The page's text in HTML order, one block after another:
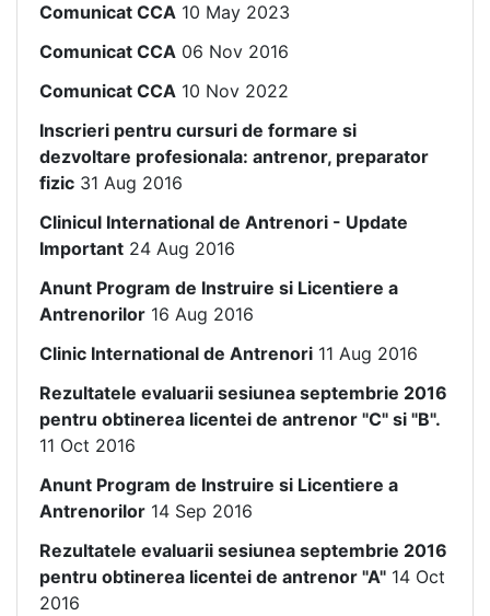
Comunicat CCA 10 May 2023
Comunicat CCA 06 Nov 2016
Comunicat CCA 10 Nov 2022
Inscrieri pentru cursuri de formare si
dezvoltare profesionala: antrenor, preparator
fizic 31 Aug 2016
Clinicul International de Antrenori - Update
Important 24 Aug 2016
Anunt Program de Instruire si Licentiere a
Antrenorilor 16 Aug 2016
Clinic International de Antrenori 11 Aug 2016
Rezultatele evaluarii sesiunea septembrie 2016
pentru obtinerea licentei de antrenor "C" si "B".
11 Oct 2016
Anunt Program de Instruire si Licentiere a
Antrenorilor 14 Sep 2016
Rezultatele evaluarii sesiunea septembrie 2016
pentru obtinerea licentei de antrenor "A" 14 Oct
2016